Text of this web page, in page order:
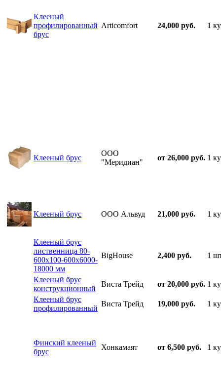
Клееный
профилированный
брус
Articomfort 24,000 руб. 1
Клееный брус
ООО
"Меридиан"
от 26,000 руб. 1
Клееный брус ООО Альвуд 21,000 руб. 1
Клееный брус
лиственница 80-
600х100-600х6000-
18000 мм
BigHouse 2,400 руб. 1
Клееный брус
конструкционный
Виста Трейд от 20,000 руб. 1
Клееный брус
профилированный
Виста Трейд 19,000 руб. 1
Финский клееный
брус
Хонкамаят от 6,500 руб. 1